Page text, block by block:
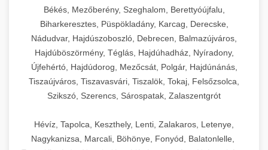
Békés, Mezőberény, Szeghalom, Berettyóújfalu,
Biharkeresztes, Püspökladány, Karcag, Derecske,
Nádudvar, Hajdúszoboszló, Debrecen, Balmazújváros,
Hajdúböszörmény, Téglás, Hajdúhadház, Nyíradony,
Újfehértó, Hajdúdorog, Mezőcsát, Polgár, Hajdúnánás,
Tiszaújváros, Tiszavasvári, Tiszalök, Tokaj, Felsőzsolca,
Szikszó, Szerencs, Sárospatak, Zalaszentgrót
Hévíz, Tapolca, Keszthely, Lenti, Zalakaros, Letenye,
Nagykanizsa, Marcali, Böhönye, Fonyód, Balatonlelle,